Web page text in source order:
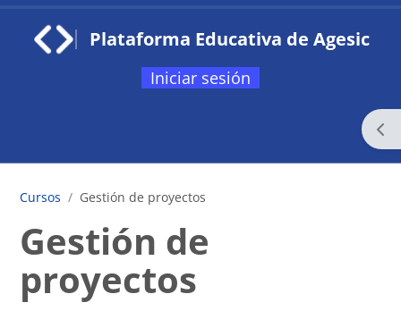
Plataforma Educativa de Agesic
Iniciar sesión
Cursos Gestión de proyectos
Gestión de
proyectos